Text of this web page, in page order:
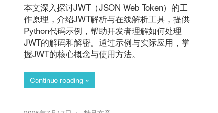
本文深入探讨JWT（JSON Web Token）的工
作原理，介绍JWT解析与在线解析工具，提供
Python代码示例，帮助开发者理解如何处理
JWT的解码和解密。通过示例与实际应用，掌
握JWT的核心概念与使用方法。
Continue reading